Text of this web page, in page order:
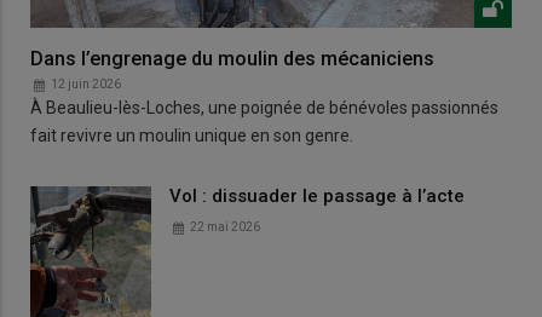
Dans l’engrenage du moulin des mécaniciens
12 juin 2026
À Beaulieu-lès-Loches, une poignée de bénévoles passionnés
fait revivre un moulin unique en son genre.
Vol : dissuader le passage à l’acte
22 mai 2026